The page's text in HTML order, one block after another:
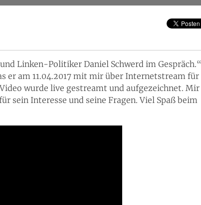
Linken-Politiker Daniel Schwerd im Gespräch.“
er am 11.04.2017 mit mir über Internetstream für
wurde live gestreamt und aufgezeichnet. Mir
sein Interesse und seine Fragen. Viel Spaß beim